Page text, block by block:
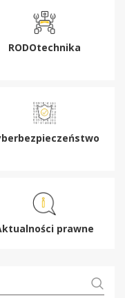
RODOtechnika
prawne